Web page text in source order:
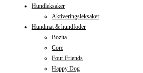
Hundleksaker
Aktiveringsleksaker
Hundmat & hundfoder
Bozita
Core
Four Friends
Happy Dog